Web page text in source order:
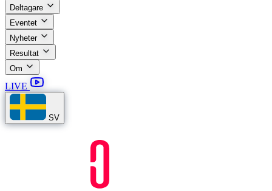
Deltagare
Eventet
Nyheter
Resultat
Om
LIVE
SV